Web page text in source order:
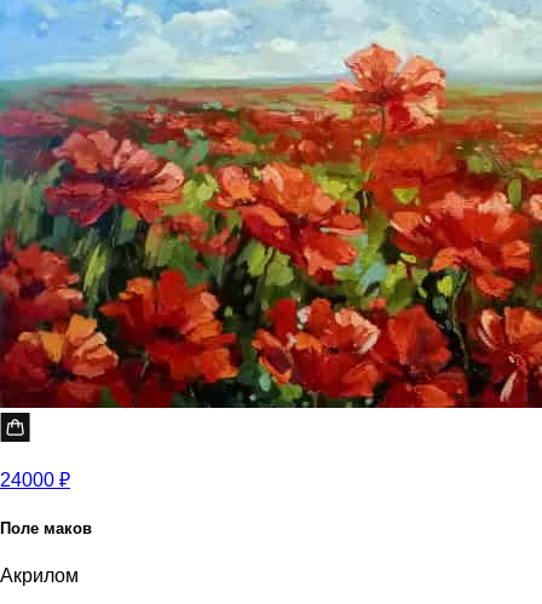
24000 ₽
Поле маков
Акрилом